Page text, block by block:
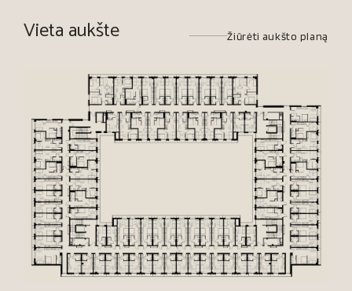
Vieta aukšte Žiūrėti aukšto planą